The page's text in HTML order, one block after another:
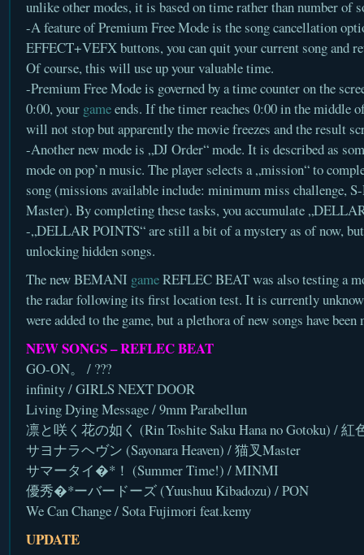
unlike other modes, it is based on time rather than number of
-A feature of Premium Free Mode is the song cancellation
EFFECT+VEFX buttons, you can quit your current song and
Of course, this will use up your valuable time.
-Premium Free Mode is governed by a time counter on the
0:00, your gameends. If the timer reaches 0:00 in the middle
will not stop but apparently the movie freezes and the result
-Another new mode is „DJ Order“ mode. It is described as
mode on pop’n music. The player selects a „mission“ to
song (missions available include: minimum miss challenge,
Master). By completing these tasks, you accumulate
-„DELLAR POINTS“ are still a bit of a mystery as of now, but
unlocking hidden songs.
The new BEMANI gameREFLEC BEAT was also testing a
the radar following its first location test. It is currently
were added to the game, but a plethora of new songs have
NEW SONGS – REFLEC BEAT
GO-ON。 / ???
infinity / GIRLS NEXT DOOR
Living Dying Message / 9mm Parabellun
凛と咲く花の如く (Rin Toshite Saku Hana no Gotoku) /
サヨナラヘヴン (Sayonara Heaven) / 猫叉Master
サマータイ�*！ (Summer Time!) / MINMI
優秀�*ーバードーズ (Yuushuu Kibadozu) / PON
We Can Change / Sota Fujimori feat.kemy
UPDATE